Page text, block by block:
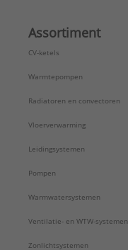
Assortiment
CV-ketels
Warmtepompen
Radiatoren en convectoren
Vloerverwarming
Leidingsystemen
Pompen
Warmwatersystemen
Ventilatie- en WTW-systemen
Zonlichtsystemen